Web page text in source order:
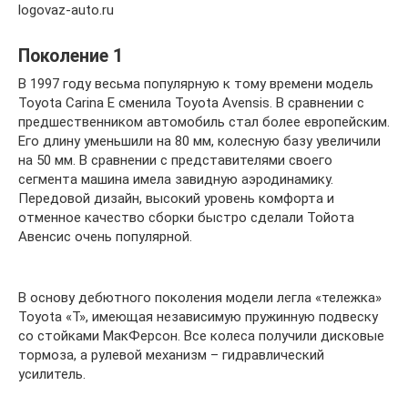
logovaz-auto.ru
Поколение 1
В 1997 году весьма популярную к тому времени модель
Toyota Carina E сменила Toyota Avensis. В сравнении с
предшественником автомобиль стал более европейским.
Его длину уменьшили на 80 мм, колесную базу увеличили
на 50 мм. В сравнении с представителями своего
сегмента машина имела завидную аэродинамику.
Передовой дизайн, высокий уровень комфорта и
отменное качество сборки быстро сделали Тойота
Авенсис очень популярной.
В основу дебютного поколения модели легла «тележка»
Toyota «T», имеющая независимую пружинную подвеску
со стойками МакФерсон. Все колеса получили дисковые
тормоза, а рулевой механизм – гидравлический
усилитель.